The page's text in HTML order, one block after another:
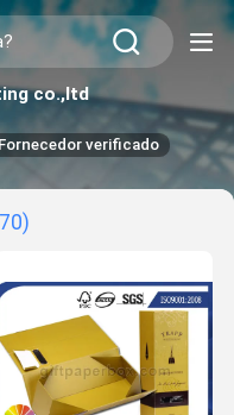
co.,ltd
Fornecedor verificado